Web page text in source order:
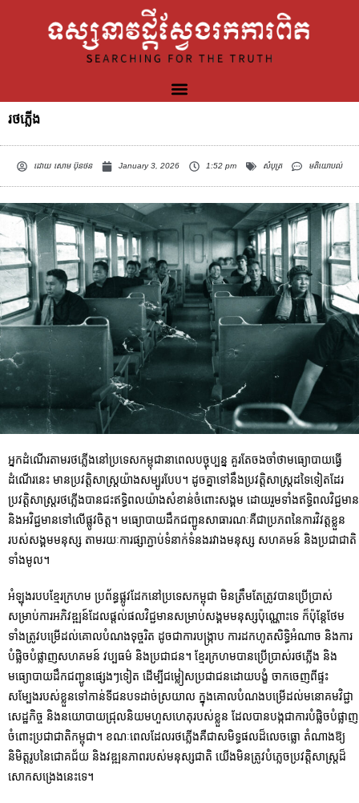
រថភ្លើង
ដោយសោម ប៊ុនថន January 3, 2026 1:52 pm សំបុត្រ មតិយោបល់
អ្នកដំណើរតាមរថភ្លើងនៅប្រទេសកម្ពុជានាពេលបច្ចុប្បន្ន គួរតែចងចាំថាមធ្យោបាយធ្វើ
ដំណើរនេះ មានប្រវត្តិសាស្ត្រយ៉ាងសម្បូរបែប។ ដូចគ្នាទៅនឹងប្រវត្តិសាស្រ្តដទៃទៀតដែរ
ប្រវត្តិសាស្ត្ររថភ្លើងបាន​ជះឥទ្ធិពលយ៉ាងសំខាន់ចំពោះសង្គម ដោយរួមទាំងឥទ្ធិពលវិជ្ជមាន
និងអវិជ្ជមានទៅលើ​ផ្លូវចិត្ត។ មធ្យោបាយដឹកជញ្ជូនសាធារណៈគឺជាប្រភពនៃការវិវត្តខ្លួន
របស់សង្គមមនុស្ស តាមរយៈការផ្សាភ្ជាប់ទំនាក់ទំនងរវាងមនុស្ស សហគមន៍ និងប្រជាជាតិ
ទាំងមូល។
អំឡុងរបបខ្មែរក្រហម ប្រព័ន្ធផ្លូវដែកនៅប្រទេសកម្ពុជា មិនត្រឹមតែត្រូវបានប្រើប្រាស់
សម្រាប់ការអភិវឌ្ឍន៍ដែលផ្តល់ផល​វិជ្ជមានសម្រាប់​សង្គមមនុស្សប៉ុណ្ណោះទេ ក៏ប៉ុន្តែថែម​
ទាំងត្រូវបម្រើដល់​គោលបំណងទុច្ចរិត ដូចជាការបង្ក្រាប ការដកហូតសិទ្ធិអំណាច និងការ
បំផ្លិចបំផ្លាញសហគមន៍ វប្បធម៌ និងប្រជាជន​។ ខ្មែរក្រហមបានប្រើប្រាស់រថភ្លើង និង
មធ្យោបាយដឹកជញ្ជូនផ្សេងៗទៀត ដើម្បីជម្លៀស​ប្រជាជនដោយបង្ខំ ចាកចេញពីផ្ទះ
សម្បែងរបស់ខ្លួនទៅកាន់ទីជនបទដាច់ស្រយាល ក្នុងគោលបំណងបម្រើ​ដល់មនោគមវិជ្ជា
សេដ្ឋកិច្ច និងនយោបាយជ្រុលនិយមហួសហេតុរបស់ខ្លួន ដែលបានបង្កជាការបំផ្លិចបំផ្លាញ
ចំពោះប្រជាជាតិកម្ពុជា។ ខណៈពេលដែលរថភ្លើងគឺជាសមិទ្ធផលដ៏លេចធ្លោ តំណាងឱ្យ
និមិត្តរូបនៃ​ជោគជ័យ និង​វឌ្ឍនភាពរបស់មនុស្សជាតិ យើងមិនត្រូវបំភ្លេចប្រវត្តិសាស្ត្រដ៏
សោកសង្រេងនេះទេ។